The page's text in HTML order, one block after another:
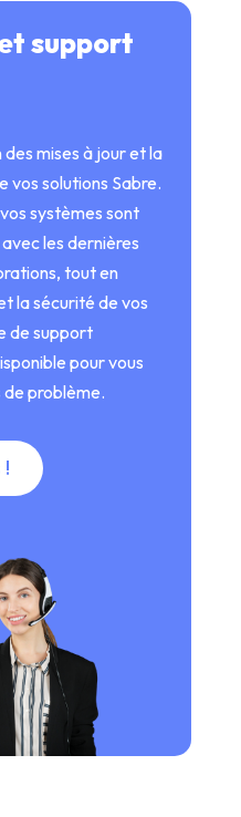
support
des mises à jour et la
vos solutions Sabre.
systèmes sont
les dernières
tout en
la sécurité de vos
de support
pour vous
problème.